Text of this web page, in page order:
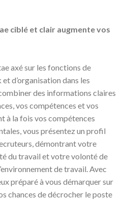
ciblé et clair augmente vos
axé sur les fonctions de
d’organisation dans les
des informations claires
vos compétences et vos
à la fois vos compétences
vous présentez un profil
démontrant votre
du travail et votre volonté de
de travail. Avec
préparé à vous démarquer sur
chances de décrocher le poste